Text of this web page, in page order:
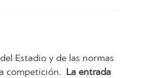
Estadio y de las normas
competición. La entrada